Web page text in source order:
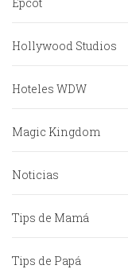
Hollywood Studios
Hoteles WDW
Magic Kingdom
Noticias
Tips de Mamá
Tips de Papá